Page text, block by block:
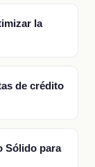
la
de crédito
Sólido para